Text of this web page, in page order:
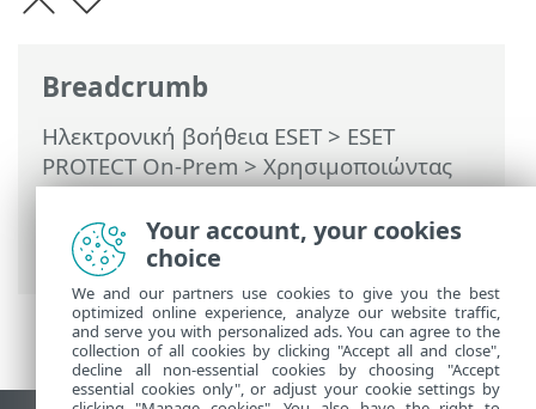
Breadcrumb
Ηλεκτρονική βοήθεια ESET> ESET
PROTECT On-Prem>Χρησιμοποιώντας
το ESET PROTECT On-Prem>ESET
PROTECT On-Prem Κύριο μενού >
Εργασίες
Your account, your cookies
choice
We and our partners use cookies to give you the best
optimized online experience, analyze our website traffic,
and serve you with personalized ads. You can agree to the
collection of all cookies by clicking "Accept all and close",
decline all non-essential cookies by choosing "Accept
essential cookies only", or adjust your cookie settings by